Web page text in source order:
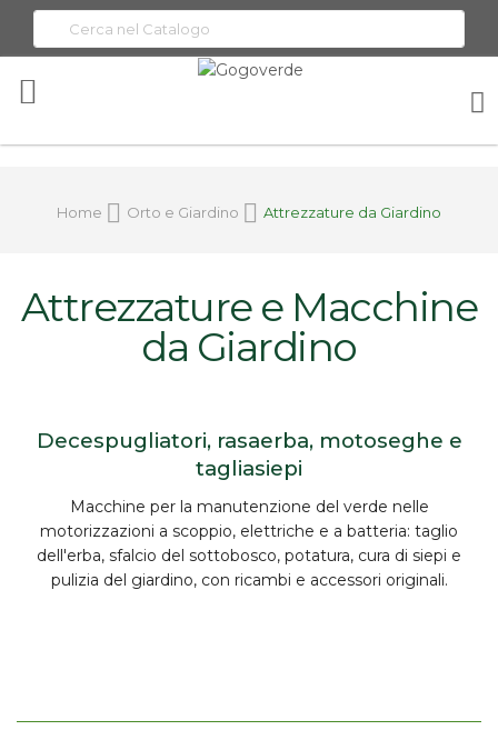
Home Orto e Giardino Attrezzature da Giardino
Attrezzature e Macchine
da Giardino
Decespugliatori, rasaerba, motoseghe e
tagliasiepi
Macchine per la manutenzione del verde nelle
motorizzazioni a scoppio, elettriche e a batteria: taglio
dell'erba, sfalcio del sottobosco, potatura, cura di siepi e
pulizia del giardino, con ricambi e accessori originali.